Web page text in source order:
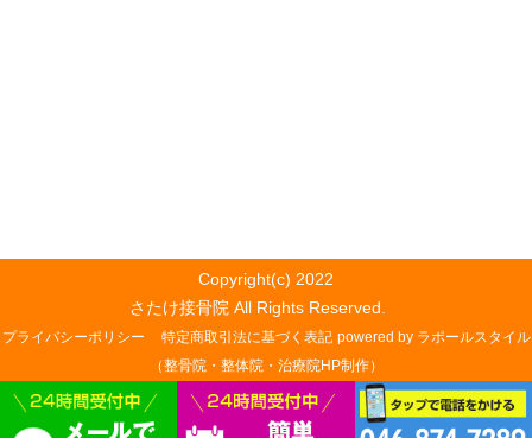
Copyright(c) 2022
さたけ接骨院 All Rights Reserved.
プライバシーポリシー 特定商取引法に基づく表記 powered by ラポールスタイル
（整骨院・整体院・治療院HP制作）